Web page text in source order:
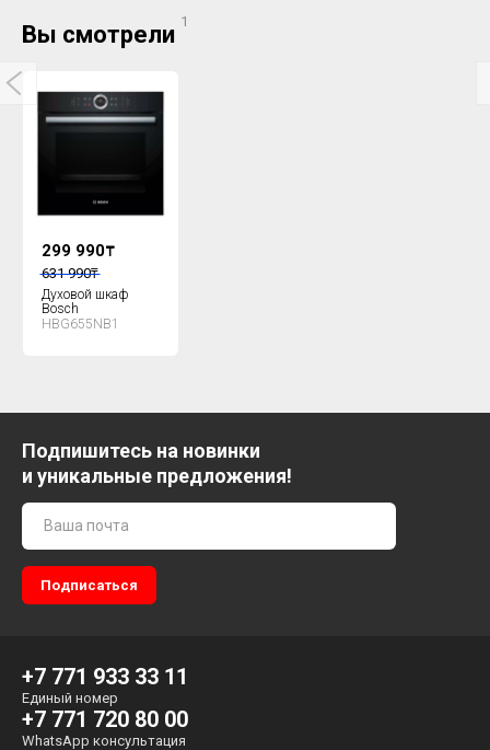
Вы смотрели 1
299 990₸
631 990₸
Духовой шкаф
Bosch
HBG655NB1
Подпишитесь на новинки
и уникальные предложения!
+7 771 933 33 11
Единый номер
+7 771 720 80 00
WhatsApp консультация